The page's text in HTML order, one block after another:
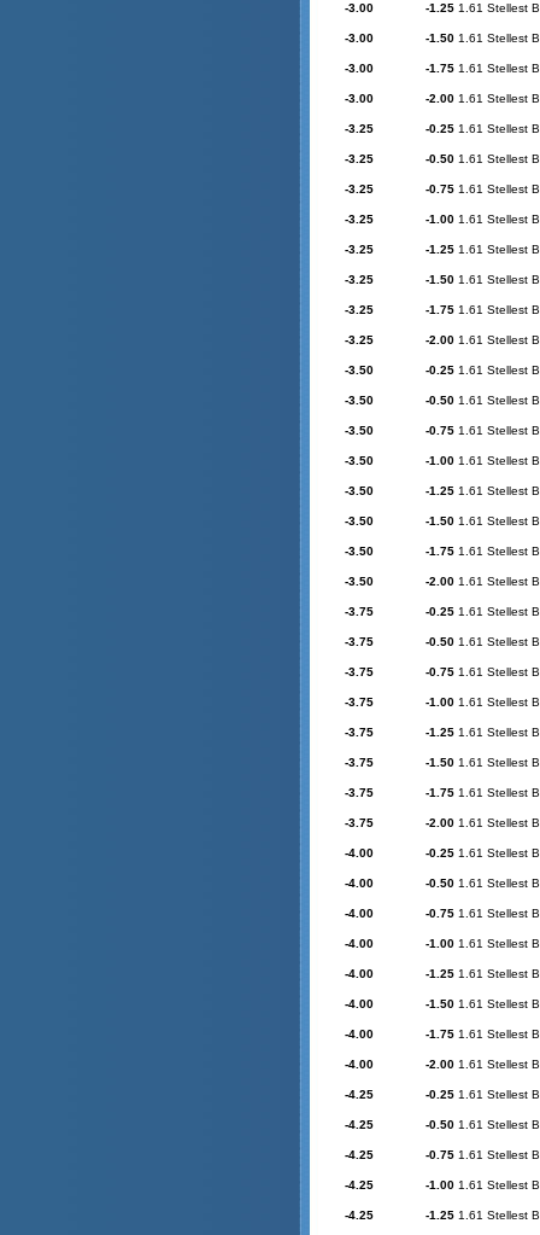
-3.00 -1.25 1.61 Stellest
-3.00 -1.50 1.61 Stellest
-3.00 -1.75 1.61 Stellest
-3.00 -2.00 1.61 Stellest
-3.25 -0.25 1.61 Stellest
-3.25 -0.50 1.61 Stellest
-3.25 -0.75 1.61 Stellest
-3.25 -1.00 1.61 Stellest
-3.25 -1.25 1.61 Stellest
-3.25 -1.50 1.61 Stellest
-3.25 -1.75 1.61 Stellest
-3.25 -2.00 1.61 Stellest
-3.50 -0.25 1.61 Stellest
-3.50 -0.50 1.61 Stellest
-3.50 -0.75 1.61 Stellest
-3.50 -1.00 1.61 Stellest
-3.50 -1.25 1.61 Stellest
-3.50 -1.50 1.61 Stellest
-3.50 -1.75 1.61 Stellest
-3.50 -2.00 1.61 Stellest
-3.75 -0.25 1.61 Stellest
-3.75 -0.50 1.61 Stellest
-3.75 -0.75 1.61 Stellest
-3.75 -1.00 1.61 Stellest
-3.75 -1.25 1.61 Stellest
-3.75 -1.50 1.61 Stellest
-3.75 -1.75 1.61 Stellest
-3.75 -2.00 1.61 Stellest
-4.00 -0.25 1.61 Stellest
-4.00 -0.50 1.61 Stellest
-4.00 -0.75 1.61 Stellest
-4.00 -1.00 1.61 Stellest
-4.00 -1.25 1.61 Stellest
-4.00 -1.50 1.61 Stellest
-4.00 -1.75 1.61 Stellest
-4.00 -2.00 1.61 Stellest
-4.25 -0.25 1.61 Stellest
-4.25 -0.50 1.61 Stellest
-4.25 -0.75 1.61 Stellest
-4.25 -1.00 1.61 Stellest
-4.25 -1.25 1.61 Stellest